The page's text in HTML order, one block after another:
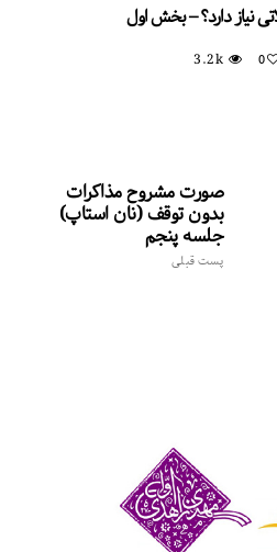
نیاز دارد؟ – بخش اول
0
3.2k
صورت مشروح مذاکرات
بدون توقف (نان استاپ)
جلسه پنجم
پست قبلی